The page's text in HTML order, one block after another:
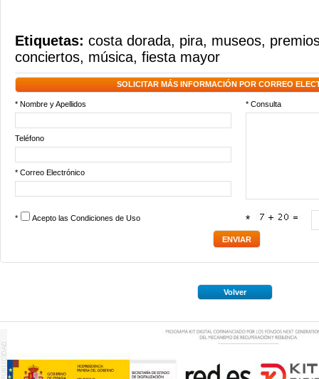
Etiquetas: costa dorada, pira, museos,
conciertos, música, fiesta mayor
SOLICITAR MÁS INFORMACIÓN POR CORREO
* Nombre y Apellidos * Consulta
Teléfono
* Correo Electrónico
* Acepto las Condiciones de Uso *
Volver